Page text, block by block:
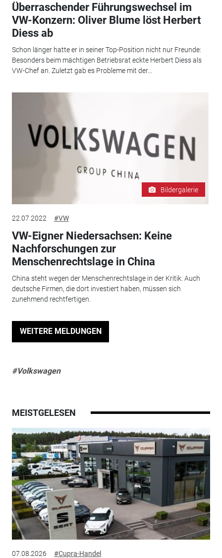
Überraschender Führungswechsel im
VW-Konzern: Oliver Blume löst Herbert
Diess ab
Schon länger hatte er in seiner Top-Position nicht nur Freunde:
Besonders beim mächtigen Betriebsrat eckte Herbert Diess als
VW-Chef an. Zuletzt gab es Probleme mit der...
Bildergalerie
22.07.2022 #VW
VW-Eigner Niedersachsen: Keine
Nachforschungen zur
Menschenrechtslage in China
China steht wegen der Menschenrechtslage in der Kritik. Auch
deutsche Firmen, die dort investiert haben, müssen sich
zunehmend rechtfertigen.
WEITERE MELDUNGEN
#Volkswagen
MEISTGELESEN
07.08.2026 #Cupra-Handel